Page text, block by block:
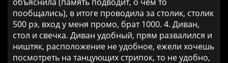
пообщались), в итоге проводила за столик, столик
500 рэ, вход у меня промо, брат 1000. 4. Диван,
стол и свечка. Диван удобный, прям развалился и
ништяк, расположение не удобное, ежели хочешь
посмотреть на танцующих стрипок, то не удобно,